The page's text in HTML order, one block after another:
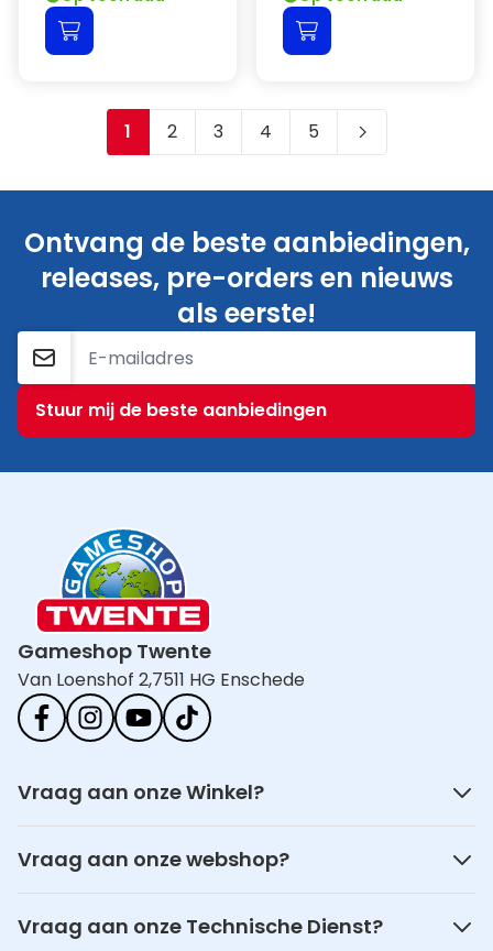
Je leest momenteel pagina
1 Pagina
2 Pagina
3 Pagina
4 Pagina
5
Ontvang de beste aanbiedingen,
releases, pre-orders en nieuws
als eerste!
E-mailadres
Stuur mij de beste aanbiedingen
Gameshop Twente
Van Loenshof 2,7511 HG Enschede
Vraag aan onze Winkel?
Vraag aan onze webshop?
Vraag aan onze Technische Dienst?